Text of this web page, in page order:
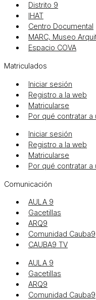
Distrito 9
IHAT
Centro Documental
MARC, Museo
Espacio COVA
Matriculados
Iniciar sesión
Registro a la web
Matricularse
Por qué contratar a
Iniciar sesión
Registro a la web
Matricularse
Por qué contratar a
Comunicación
AULA 9
Gacetillas
ARQ9
Comunidad Cauba9
CAUBA9 TV
AULA 9
Gacetillas
ARQ9
Comunidad Cauba9